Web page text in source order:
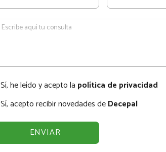
Sí, he leído y acepto la política de privacidad
Sí, acepto recibir novedades deDecepal